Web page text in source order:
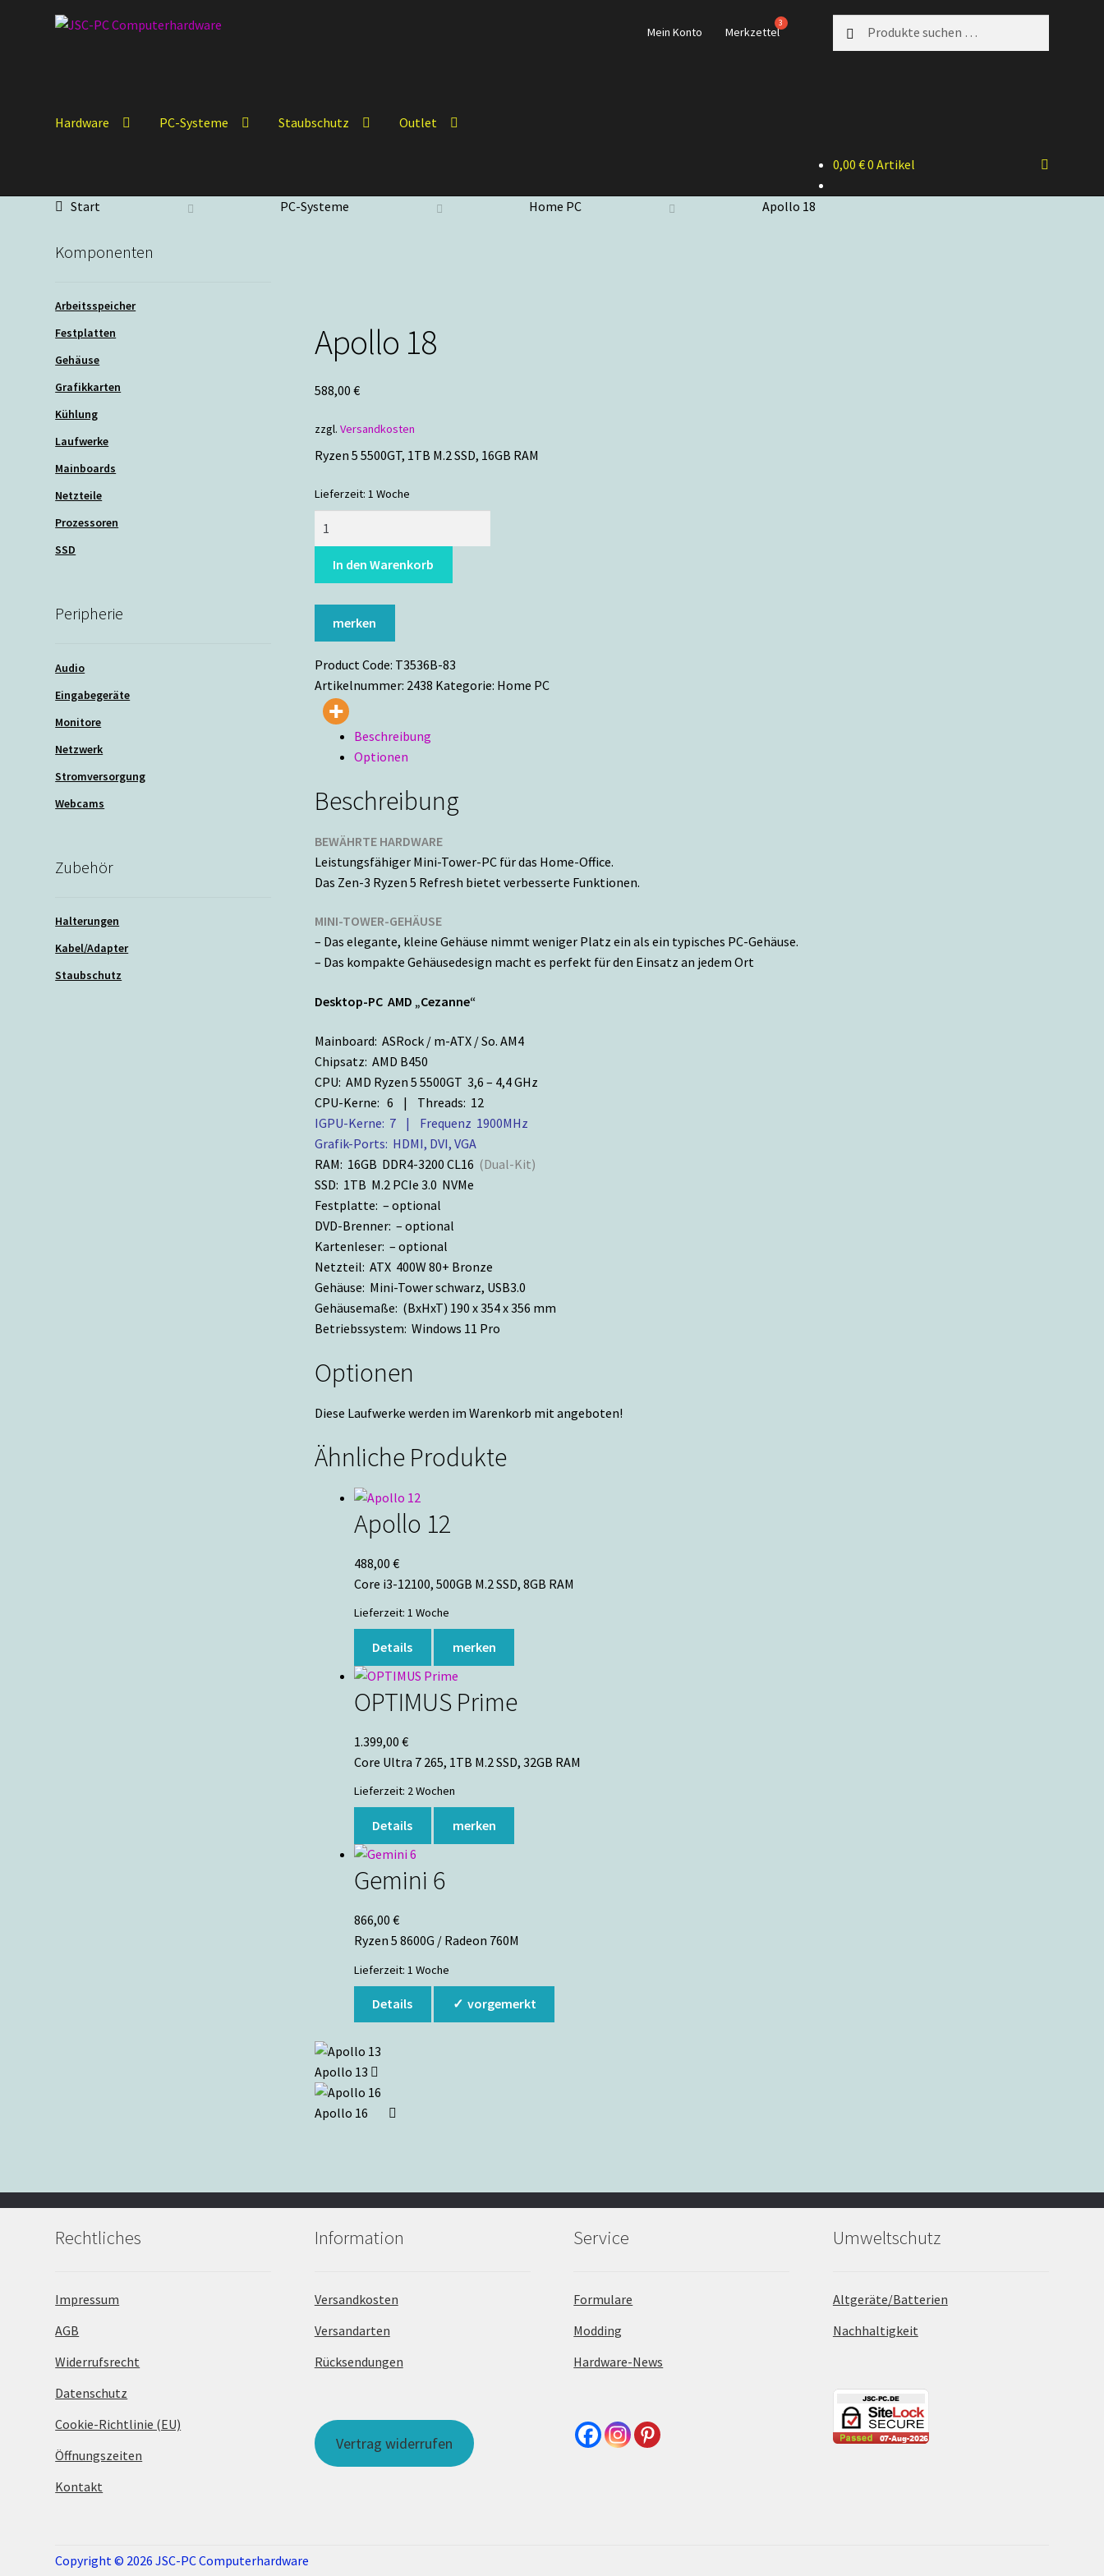
Zur
Zum
Mein Konto Merkzettel
nach:
Hardware PC-Systeme Staubschutz Outlet
0,00 €0 Artikel
Start PC-Systeme Home PC Apollo 18
Apollo 18
588,00 €
zzgl. Versandkosten
Ryzen 5 5500GT, 1TB M.2 SSD, 16GB RAM
Lieferzeit: 1 Woche
Menge
In den Warenkorb
merken
Product Code: T3536B-83
Artikelnummer: 2438 Kategorie: Home PC
Beschreibung
Optionen
Beschreibung
BEWÄHRTE HARDWARE
Leistungsfähiger Mini-Tower-PC für das Home-Office.
Das Zen-3 Ryzen 5 Refresh bietet verbesserte Funktionen.
MINI-TOWER-GEHÄUSE
– Das elegante, kleine Gehäuse nimmt weniger Platz ein als ein typisches PC-Gehäuse.
– Das kompakte Gehäusedesign macht es perfekt für den Einsatz an jedem Ort
Desktop-PC AMD „Cezanne“
Mainboard: ASRock / m-ATX / So. AM4
Chipsatz: AMD B450
CPU: AMD Ryzen 5 5500GT 3,6 – 4,4 GHz
CPU-Kerne: 6 | Threads: 12
IGPU-Kerne: 7 | Frequenz 1900MHz
Grafik-Ports: HDMI, DVI, VGA
RAM: 16GB DDR4-3200 CL16 (Dual-Kit)
SSD: 1TB M.2 PCIe 3.0 NVMe
Festplatte: – optional
DVD-Brenner: – optional
Kartenleser: – optional
Netzteil: ATX 400W 80+ Bronze
Gehäuse: Mini-Tower schwarz, USB3.0
Gehäusemaße: (BxHxT) 190 x 354 x 356 mm
Betriebssystem: Windows 11 Pro
Optionen
Diese Laufwerke werden im Warenkorb mit angeboten!
Ähnliche Produkte
Apollo 12
488,00 €
Core i3-12100, 500GB M.2 SSD, 8GB RAM
Lieferzeit: 1 Woche
Details merken
OPTIMUS Prime
1.399,00 €
Core Ultra 7 265, 1TB M.2 SSD, 32GB RAM
Lieferzeit: 2 Wochen
Details merken
Gemini 6
866,00 €
Ryzen 5 8600G / Radeon 760M
Lieferzeit: 1 Woche
Details vorgemerkt
Apollo 13
Apollo 16
Komponenten
Arbeitsspeicher
Festplatten
Gehäuse
Grafikkarten
Kühlung
Laufwerke
Mainboards
Netzteile
Prozessoren
SSD
Peripherie
Audio
Eingabegeräte
Monitore
Netzwerk
Stromversorgung
Webcams
Zubehör
Halterungen
Kabel/Adapter
Staubschutz
Rechtliches
Impressum
AGB
Widerrufsrecht
Datenschutz
Cookie-Richtlinie (EU)
Öffnungszeiten
Kontakt
Information
Versandkosten
Versandarten
Rücksendungen
Vertrag widerrufen
Service
Formulare
Modding
Hardware-News
Umweltschutz
Altgeräte/Batterien
Nachhaltigkeit
Copyright © 2026 JSC-PC Computerhardware